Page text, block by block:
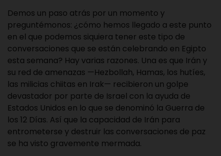
Demos un paso atrás por un momento y
preguntémonos: ¿cómo hemos llegado a este punto
en el que podemos siquiera tener este tipo de
conversaciones que se están celebrando en Egipto
esta semana? Hay varias razones. Una es que Irán y
su red de amenazas —Hezbollah, Hamas, los hutíes,
las milicias chiitas en Irak— recibieron un golpe
devastador por parte de Israel con la ayuda de
Estados Unidos en lo que se denominó la Guerra de
los 12 Días. Así que la capacidad de Irán para
entrometerse y destruir las conversaciones de paz
se ha visto gravemente mermada.